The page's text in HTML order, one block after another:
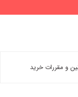
و مقررات خرید